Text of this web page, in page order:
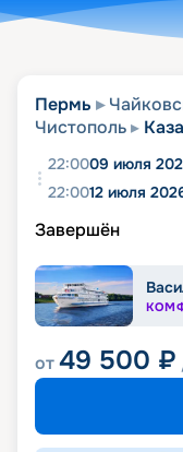
Пермь
Чистополь
22:0009 июля
22:0012 июля
Завершён
от49 500 ₽